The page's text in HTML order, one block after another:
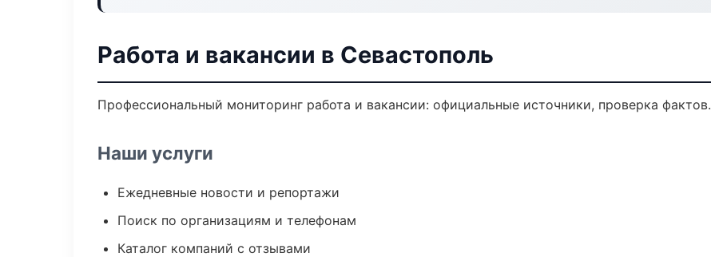
Работа и вакансии в Севастополь
Профессиональный мониторинг работа и вакансии: официальные источники, проверка фактов.
Наши услуги
Ежедневные новости и репортажи
Поиск по организациям и телефонам
Каталог компаний с отзывами